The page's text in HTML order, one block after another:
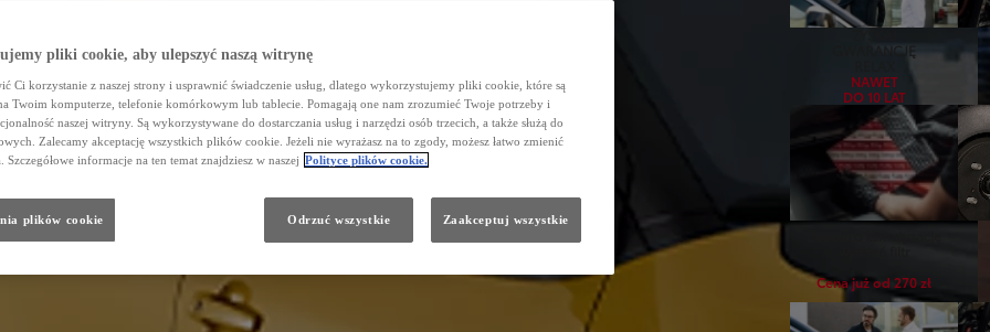
GWARANCJĘ
NAWET
DO 10 LAT
Cena już od 270 zł
pliki cookie, aby ulepszyć naszą witrynę
Ci korzystanie z naszej strony i usprawnić świadczenie usług, dlatego wykorzystujemy pliki cookie, które są
Twoim komputerze, telefonie komórkowym lub tablecie. Pomagają one nam zrozumieć Twoje potrzeby i
naszej witryny. Są wykorzystywane do dostarczania usług i narzędzi osób trzecich, a także służą do
Zalecamy akceptację wszystkich plików cookie. Jeżeli nie wyrażasz na to zgody, możesz łatwo zmienić
Szczegółowe informacje na ten temat znajdziesz w naszej Polityce plików cookie.
Odrzuć wszystkie Zaakceptuj wszystkie
plików cookie